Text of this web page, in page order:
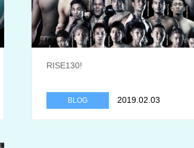
RISE130!
BLOG 2019.02.03